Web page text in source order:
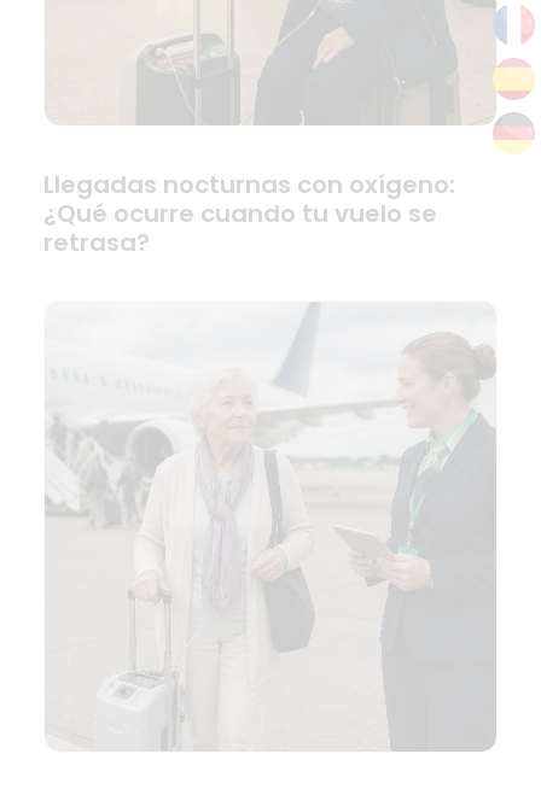
Llegadas nocturnas con oxígeno:
¿Qué ocurre cuando tu vuelo se
retrasa?